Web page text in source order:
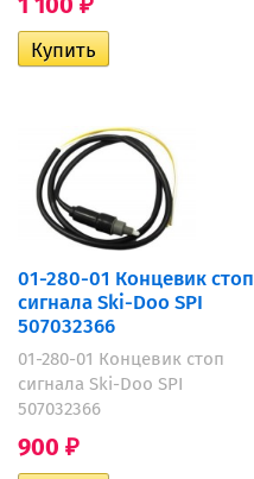
₽
01-280-01 Концевик стоп
сигнала Ski-Doo SPI
507032366
01-280-01 Концевик стоп
сигнала Ski-Doo SPI
507032366
900 ₽